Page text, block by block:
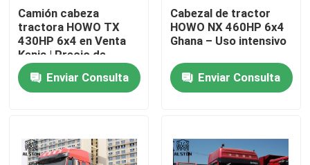
Visita a la fábrica
Control de Calidad
Contacto
noticias
Camión cabeza
tractora HOWO TX
430HP 6x4 en Venta
Kenia | Precio de
Fábrica
Enviar Consulta
Cabezal de tractor
HOWO NX 460HP 6x4
Ghana – Uso intensivo
Enviar Consulta